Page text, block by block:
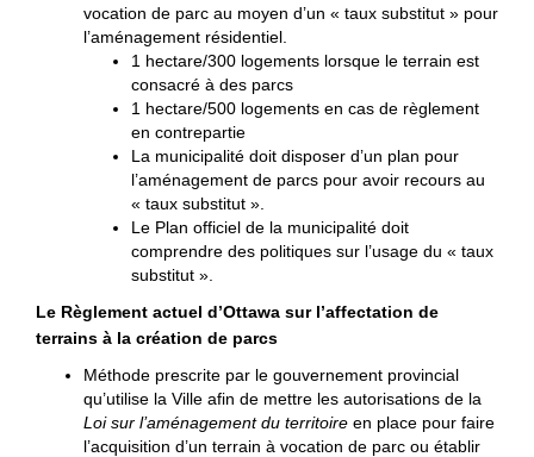
vocation de parc au moyen d’un « taux substitut » pour
l’aménagement résidentiel.
1 hectare/300 logements lorsque le terrain est
consacré à des parcs
1 hectare/500 logements en cas de règlement
en contrepartie
La municipalité doit disposer d’un plan pour
l’aménagement de parcs pour avoir recours au
« taux substitut ».
Le Plan officiel de la municipalité doit
comprendre des politiques sur l’usage du « taux
substitut ».
Le Règlement actuel d’Ottawa sur l’affectation de
terrains à la création de parcs
Méthode prescrite par le gouvernement provincial
qu’utilise la Ville afin de mettre les autorisations de la
Loi sur l’aménagement du territoire en place pour faire
l’acquisition d’un terrain à vocation de parc ou établir